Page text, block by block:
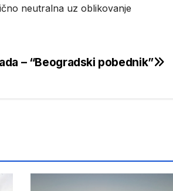
neutralna uz oblikovanje
– “Beogradski pobednik”